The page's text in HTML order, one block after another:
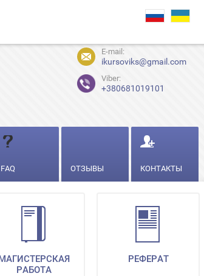
E-mail:
ikursoviks@gmail.com
Viber:
+380681019101
FAQ ОТЗЫВЫ КОНТАКТЫ
РАБОТА
РЕФЕРАТ